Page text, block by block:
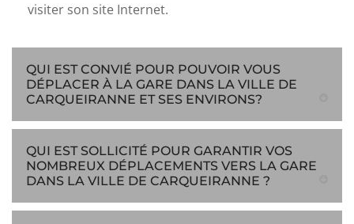
visiter son site Internet.
QUI EST CONVIÉ POUR POUVOIR VOUS
DÉPLACER À LA GARE DANS LA VILLE DE
CARQUEIRANNE ET SES ENVIRONS?
QUI EST SOLLICITÉ POUR GARANTIR VOS
NOMBREUX DÉPLACEMENTS VERS LA GARE
DANS LA VILLE DE CARQUEIRANNE ?